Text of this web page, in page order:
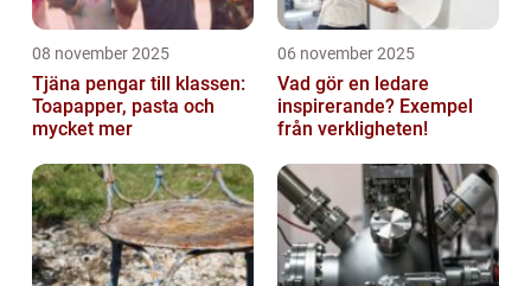
08 november 2025
Tjäna pengar till klassen:
Toapapper, pasta och
mycket mer
06 november 2025
Vad gör en ledare
inspirerande? Exempel
från verkligheten!